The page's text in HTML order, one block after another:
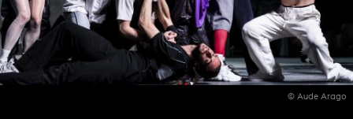
© Aude Arago